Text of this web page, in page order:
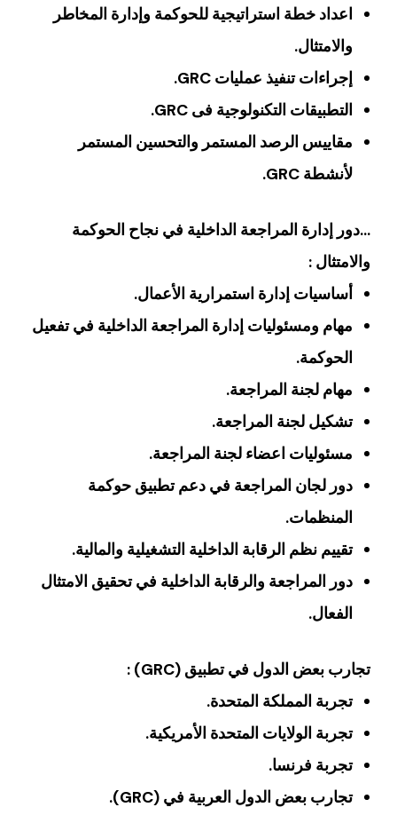
اعداد خطة استراتيجية للحوكمة وإدارة المخاطر
والامتثال.
إجراءات تنفيذ عمليات GRC.
التطبيقات التكنولوجية فى GRC.
مقاييس الرصد المستمر والتحسين المستمر
لأنشطة GRC.
…دور إدارة المراجعة الداخلية في نجاح الحوكمة
والامتثال :
أساسيات إدارة استمرارية الأعمال.
مهام ومسئوليات إدارة المراجعة الداخلية في تفعيل
الحوكمة.
مهام لجنة المراجعة.
تشكيل لجنة المراجعة.
مسئوليات اعضاء لجنة المراجعة.
دور لجان المراجعة في دعم تطبيق حوكمة
المنظمات.
تقييم نظم الرقابة الداخلية التشغيلية والمالية.
دور المراجعة والرقابة الداخلية في تحقيق الامتثال
الفعال.
تجارب بعض الدول في تطبيق (GRC) :
تجربة المملكة المتحدة.
تجربة الولايات المتحدة الأمريكية.
تجربة فرنسا.
تجارب بعض الدول العربية في (GRC).